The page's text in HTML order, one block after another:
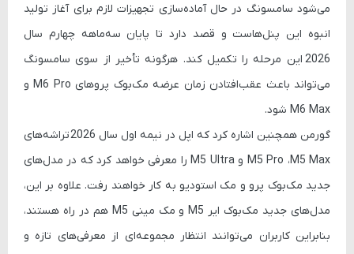
می‌شود سامسونگ در حال آماده‌سازی تجهیزات لازم برای آغاز تولید
انبوه این پنل‌هاست و قصد دارد تا پایان سه‌ماهه چهارم سال
2026 این مرحله را تکمیل کند. هرگونه تأخیر از سوی سامسونگ
می‌تواند باعث عقب‌افتادن زمان عرضه مک‌بوک پروهای M6 Pro و
M6 Max شود.
گورمن همچنین اشاره کرد که اپل در نیمه اول سال 2026
تراشه‌های
M5 Pro ،M5 Max و M5 Ultra
را معرفی خواهد کرد که در مدل‌های
جدید مک‌بوک پرو و مک استودیو به کار خواهند رفت. علاوه بر این،
مدل‌های جدید مک‌بوک ایر M5 و مک مینی M5
هم در راه هستند،
بنابراین کاربران می‌توانند انتظار مجموعه‌ای از معرفی‌های تازه و